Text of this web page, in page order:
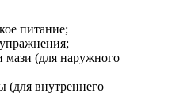
питание;
мази (для наружного
(для внутреннего